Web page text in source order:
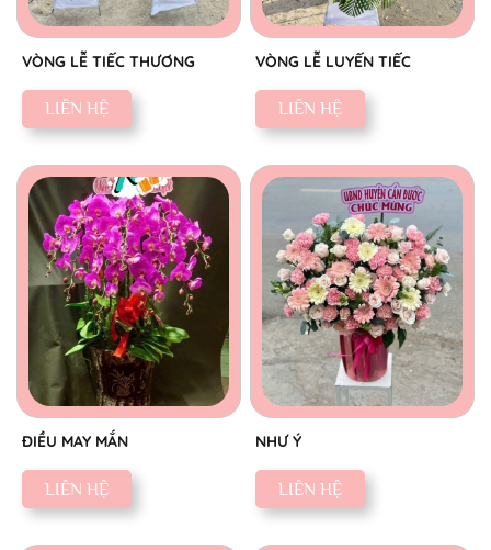
VÒNG LỄ TIẾC THƯƠNG
LIÊN HỆ
VÒNG LỄ LUYẾN TIẾC
LIÊN HỆ
ĐIỀU MAY MẮN
LIÊN HỆ
NHƯ Ý
LIÊN HỆ